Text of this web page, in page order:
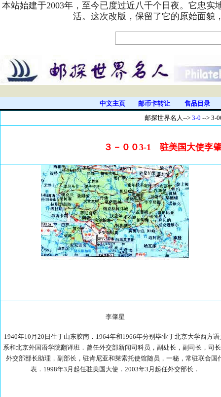
本站始建于2003年，至今已度过近八千个日夜。它忠
活。这次改版，保留了它的原始面貌
中文主页 邮币卡转让
售品目录
邮探世界名人--> 3-0 --> 3-
３－００3-1 驻美国大使李
李肇星
1940年10月20日生于山东胶南．1964年和1966年分别毕业于北京大学西方语
系和北京外国语学院翻译班．曾任外交部新闻司科员，副处长，副司长，司
外交部部长助理，副部长，驻肯尼亚和莱索托使馆随员，一秘，常驻联合国
表．1998年3月起任驻美国大使．2003年3月起任外交部长．